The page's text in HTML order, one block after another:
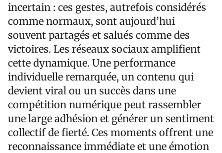
incertain : ces gestes, autrefois considérés
comme normaux, sont aujourd’hui
souvent partagés et salués comme des
victoires. Les réseaux sociaux amplifient
cette dynamique. Une performance
individuelle remarquée, un contenu qui
devient viral ou un succès dans une
compétition numérique peut rassembler
une large adhésion et générer un sentiment
collectif de fierté. Ces moments offrent une
reconnaissance immédiate et une émotion